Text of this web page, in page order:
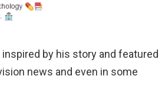
by his story and featured
news and even in some